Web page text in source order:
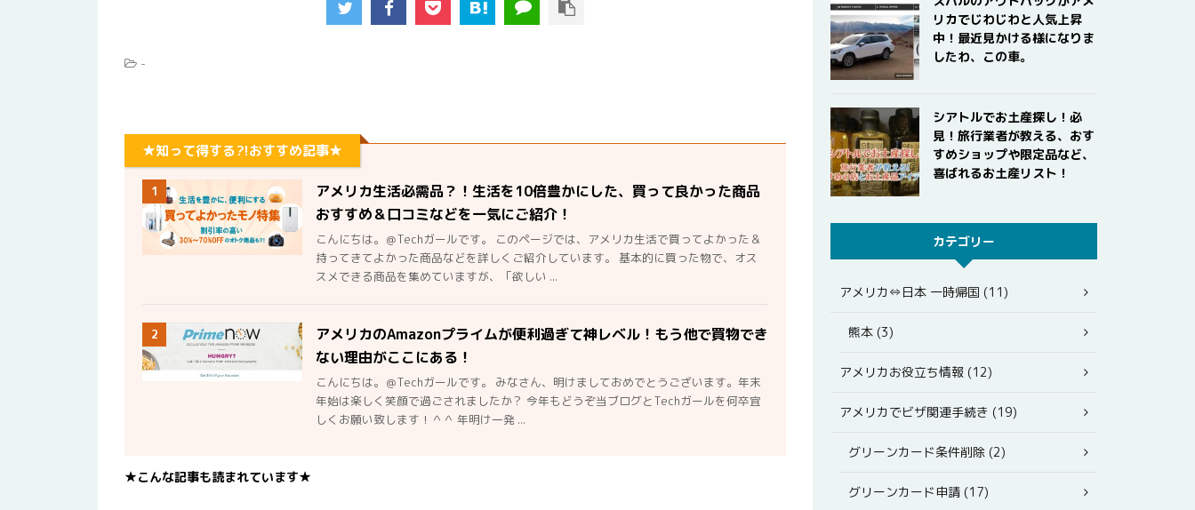
-
★知って得する?!おすすめ記事★
1
アメリカ生活必需品？！生活を10倍豊かにした、買って良かった商品
おすすめ＆口コミなどを一気にご紹介！
こんにちは。＠Techガールです。 このページでは、アメリカ生活で買ってよかった＆
持ってきてよかった商品などを詳しくご紹介しています。 基本的に買った物で、オス
スメできる商品を集めていますが、「欲しい ...
2
アメリカのAmazonプライムが便利過ぎて神レベル！もう他で買物でき
ない理由がここにある！
こんにちは。＠Techガールです。 みなさん、明けましておめでとうございます。年末
年始は楽しく笑顔で過ごされましたか？ 今年もどうぞ当ブログとTechガールを何卒宜
しくお願い致します！＾＾ 年明け一発 ...
★こんな記事も読まれています★
リカでじわじわと人気上昇
中！最近見かける様になりま
したわ、この車。
シアトルでお土産探し！必
見！旅行業者が教える、おす
すめショップや限定品など、
喜ばれるお土産リスト！
カテゴリー
アメリカ⇔日本 一時帰国 (11)
熊本 (3)
アメリカお役立ち情報 (12)
アメリカでビザ関連手続き (19)
グリーンカード条件削除 (2)
グリーンカード申請 (17)